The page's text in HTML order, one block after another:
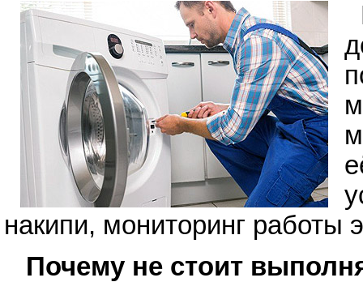
накипи, мониторинг работы
Почему не стоит